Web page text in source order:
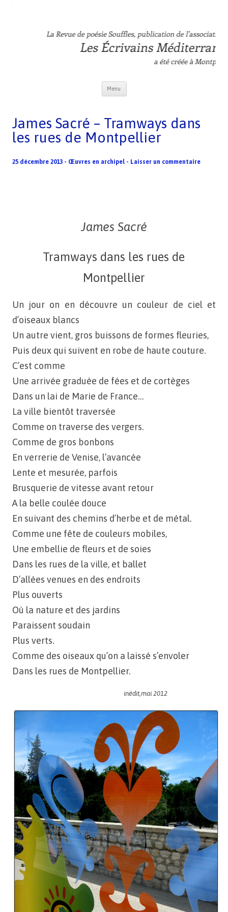
Menu
James Sacré – Tramways dans
les rues de Montpellier
25 décembre 2013 - Œuvres en archipel - Laisser un commentaire
James Sacré
Tramways dans les rues de
Montpellier
Un jour on en découvre un couleur de ciel et
d’oiseaux blancs
Un autre vient, gros buissons de formes fleuries,
Puis deux qui suivent en robe de haute couture.
C’est comme
Une arrivée graduée de fées et de cortèges
Dans un lai de Marie de France…
La ville bientôt traversée
Comme on traverse des vergers.
Comme de gros bonbons
En verrerie de Venise, l’avancée
Lente et mesurée, parfois
Brusquerie de vitesse avant retour
A la belle coulée douce
En suivant des chemins d’herbe et de métal.
Comme une fête de couleurs mobiles,
Une embellie de fleurs et de soies
Dans les rues de la ville, et ballet
D’allées venues en des endroits
Plus ouverts
Où la nature et des jardins
Paraissent soudain
Plus verts.
Comme des oiseaux qu’on a laissé s’envoler
Dans les rues de Montpellier.
inédit,mai 2012